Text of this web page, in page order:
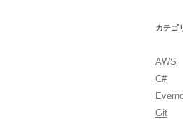
カテゴ
AWS
C#
Git